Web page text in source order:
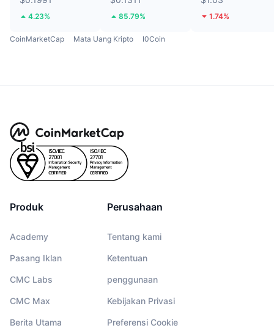
4.23% 85.79% 1.74%
CoinMarketCap Mata Uang Kripto I0Coin
Produk
Academy
Pasang Iklan
CMC Labs
CMC Max
Berita Utama
Perusahaan
Tentang kami
Ketentuan
penggunaan
Kebijakan Privasi
Preferensi Cookie